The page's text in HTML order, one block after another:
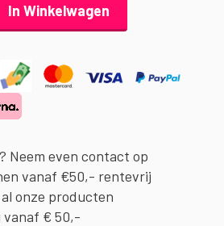
In Winkelwagen
Neem even contact op
vanaf €50,- rentevrij
onze producten
vanaf € 50,-